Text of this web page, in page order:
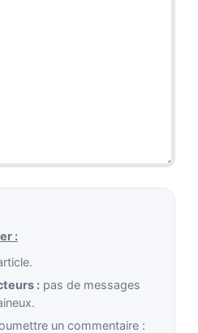
:
: pas de messages
un commentaire :